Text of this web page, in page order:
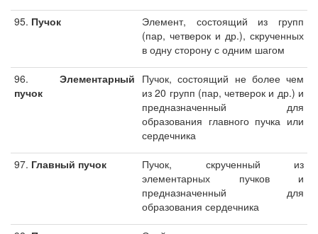
95. Пучок
Элемент, состоящий из групп
(пар, четверок и др.), скрученных
в одну сторону с одним шагом
96. Элементарный
пучок
Пучок, состоящий не более чем
из 20 групп (пар, четверок и др.) и
предназначенный для
образования главного пучка или
сердечника
97. Главный пучок
Пучок, скрученный из
элементарных пучков и
предназначенный для
образования сердечника